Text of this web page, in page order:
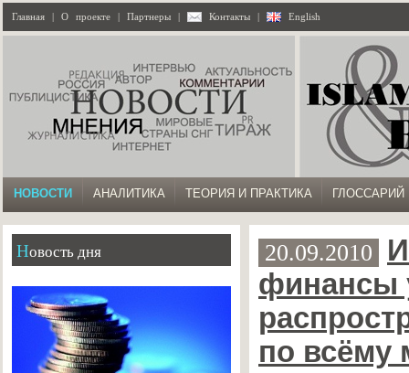
Главная О проекте Партнеры Контакты English
НОВОСТИ АНАЛИТИКА ТЕОРИЯ И ПРАКТИКА ГЛОССАРИЙ
Новость дня 20.09.2010
финансы
по всёму